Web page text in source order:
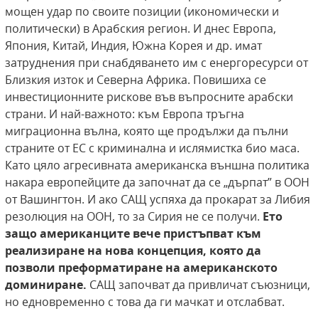
мощен удар по своите позиции (икономически и
политически) в Арабския регион. И днес Европа,
Япония, Китай, Индия, Южна Корея и др. имат
затруднения при снабдяването им с енергоресурси от
Близкия изток и Северна Африка. Повишиха се
инвестиционните рискове във въпросните арабски
страни. И най-важното: към Европа тръгна
миграционна вълна, която ще продължи да пълни
страните от ЕС с криминална и ислямистка био маса.
Като цяло агресивната американска външна политика
накара европейците да започнат да се „дърпат” в ООН
от Вашингтон. И ако САЩ успяха да прокарат за Либия
резолюция на ООН, то за Сирия не се получи. Ето
защоамериканците вече пристъпват към
реализиране на нова концепция, която да
позволи преформатиране на американското
доминиране. САЩ започват да привличат съюзници,
но едновременно с това да ги мачкат и отслабват.